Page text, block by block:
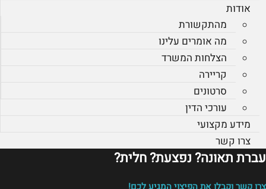
אודות
מהתקשורת
מה אומרים עלינו
הצלחות המשרד
קריירה
סרטונים
עורכי הדין
מידע מקצועי
צרו קשר
עברת תאונה? נפצעת? חלית?​